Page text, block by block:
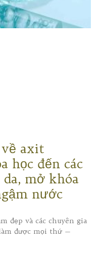
axit
học đến các
da, mở khóa
nước
đẹp và các chuyên gia
được mọi thứ —